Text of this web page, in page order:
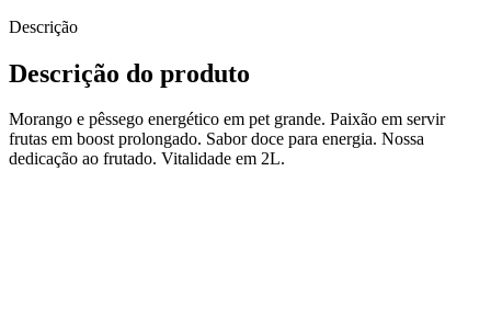
Descrição
Descrição do produto
Morango e pêssego energético em pet grande. Paixão em servir
frutas em boost prolongado. Sabor doce para energia. Nossa
dedicação ao frutado. Vitalidade em 2L.